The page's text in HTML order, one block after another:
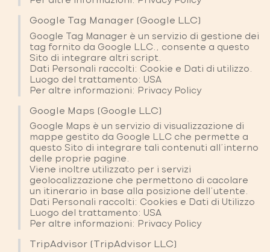
Google Tag Manager (Google LLC)
Google Tag Manager è un servizio di gestione dei
tag fornito da Google LLC., consente a questo
Sito di integrare altri script.
Dati Personali raccolti: Cookie e Dati di utilizzo.
Luogo del trattamento: USA
Per altre informazioni: Privacy Policy
Google Maps (Google LLC)
Google Maps è un servizio di visualizzazione di
mappe gestito da Google LLC che permette a
questo Sito di integrare tali contenuti all’interno
delle proprie pagine.
Viene inoltre utilizzato per i servizi
geolocalizzazione che permettono di cacolare
un itinerario in base alla posizione dell'utente.
Dati Personali raccolti: Cookies e Dati di Utilizzo
Luogo del trattamento: USA
Per altre informazioni: Privacy Policy
TripAdvisor (TripAdvisor LLC)